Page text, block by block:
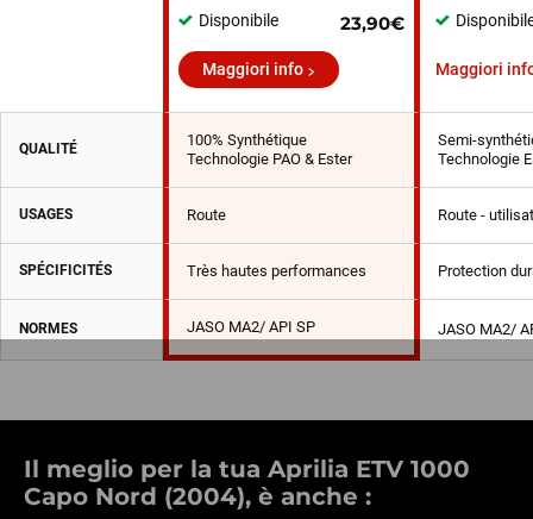
Disponibile
23,90€
Maggiori info Maggiori
QUALITÉ
100% Synthétique
Technologie PAO & Ester
Semi-
Technologie
USAGES Route Route -
SPÉCIFICITÉS Très hautes performances Protection
NORMES JASO MA2/ API SP JASO MA2/
Il meglio per la tua Aprilia ETV 1000
Capo Nord (2004), è anche :